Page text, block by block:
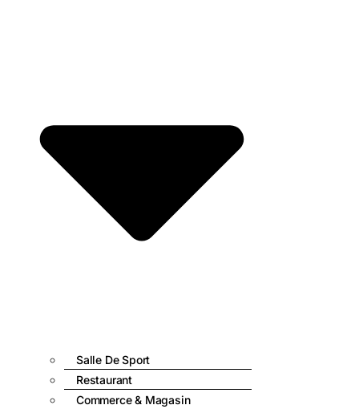
Salle De Sport
Restaurant
Commerce & Magasin